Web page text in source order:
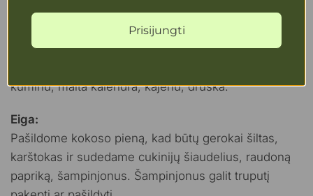
kokoso riešutą su vandeniu. Pieno vientisumui ir
tirštumui palaikyti, maliau kartu su 1v.š maltų auksinių
linų sėmenų (jie neturi duonos skonio ir kvapas
kuminu, malta kalendra, kajenu, druska.
Eiga:
Pašildome kokoso pieną, kad būtų gerokai šiltas,
karštokas ir sudedame cukinijų šiaudelius, raudoną
papriką, šampinjonus. Šampinjonus galit truputį
Prisijungti